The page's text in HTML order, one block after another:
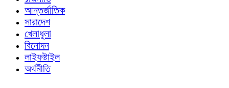
আন্তর্জাতিক
সারাদেশ
খেলাধুলা
বিনোদন
লাইফষ্টাইল
অর্থনীতি